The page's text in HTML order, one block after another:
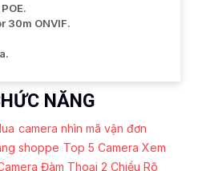
30m ONVIF.
NĂNG
camera nhìn mã vận đơn
shoppe Top 5 Camera Xem
Đàm Thoại 2 Chiều Rõ